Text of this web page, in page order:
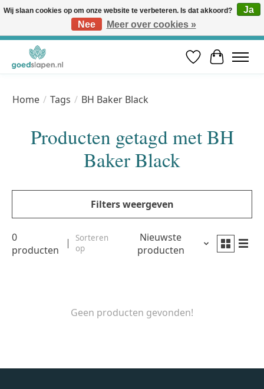
Vóór 12u besteld, volgende werkdag in huis* | Gratis verzending vanaf €50 | Professioneel slaapadvies
Verlanglijst
Home / Tags / BH Baker Black
Producten getagd met BH
Baker Black
Filters weergeven
0
producten
Sorteren
op
Nieuwste
producten
Geen producten gevonden!
Wij slaan cookies op om onze website te verbeteren. Is dat akkoord?
Ja
Nee
Meer over cookies »